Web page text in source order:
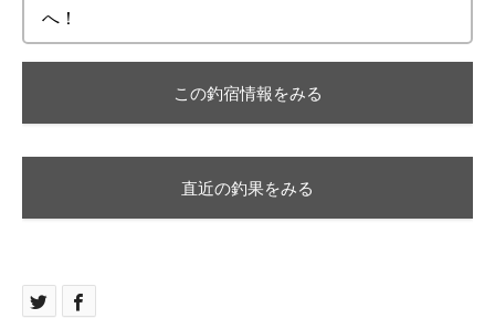
へ！
この釣宿情報をみる
直近の釣果をみる